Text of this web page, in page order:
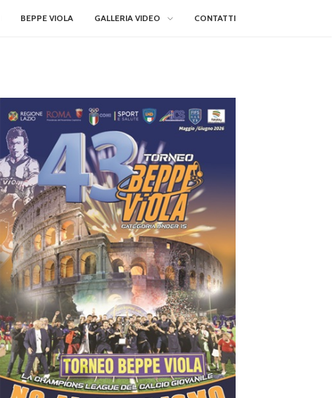
BEPPE VIOLA GALLERIA VIDEO CONTATTI